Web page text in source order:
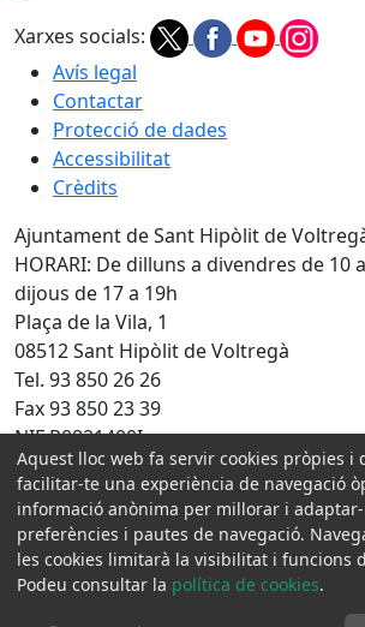
Xarxes socials:
Avís legal
Contactar
Protecció de dades
Accessibilitat
Crèdits
Ajuntament de Sant Hipòlit de
HORARI: De dilluns a divendres de 10
dijous de 17 a 19h
Plaça de la Vila, 1
08512 Sant Hipòlit de Voltregà
Tel. 93 850 26 26
Fax 93 850 23 39
NIF P0821400I
Amb la col·laboració de:
Aquest lloc web fa servir cookies pròpies i
facilitar-te una experiència de navegació
informació anònima per millorar i adaptar-
preferències i pautes de navegació.
les cookies limitarà la visibilitat i funcions
Podeu consultar la política de cookies.